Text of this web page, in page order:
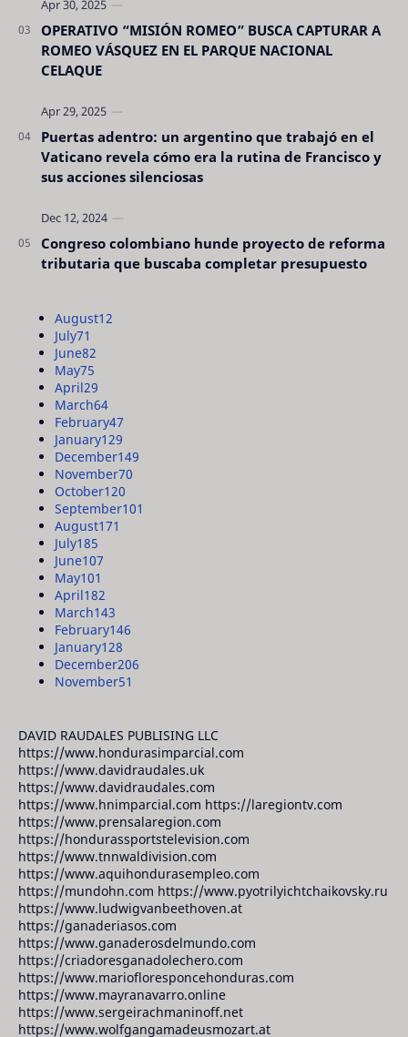
OPERATIVO “MISIÓN ROMEO” BUSCA CAPTURAR A
ROMEO VÁSQUEZ EN EL PARQUE NACIONAL
CELAQUE
Puertas adentro: un argentino que trabajó en el
Vaticano revela cómo era la rutina de Francisco y
sus acciones silenciosas
Congreso colombiano hunde proyecto de reforma
tributaria que buscaba completar presupuesto
August12
July71
June82
May75
April29
March64
February47
January129
December149
November70
October120
September101
August171
July185
June107
May101
April182
March143
February146
January128
December206
November51
DAVID RAUDALES PUBLISING LLC
https://www.hondurasimparcial.com
https://www.davidraudales.uk
https://www.davidraudales.com
https://www.hnimparcial.com https://laregiontv.com
https://www.prensalaregion.com
https://hondurassportstelevision.com
https://www.tnnwaldivision.com
https://www.aquihondurasempleo.com
https://mundohn.com https://www.pyotrilyichtchaikovsky.ru
https://www.ludwigvanbeethoven.at
https://ganaderiasos.com
https://www.ganaderosdelmundo.com
https://criadoresganadolechero.com
https://www.mariofloresponcehonduras.com
https://www.mayranavarro.online
https://www.sergeirachmaninoff.net
https://www.wolfgangamadeusmozart.at